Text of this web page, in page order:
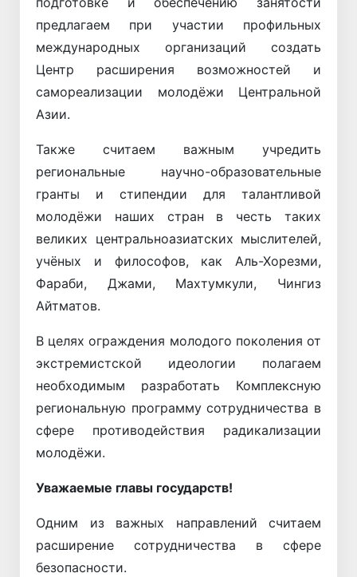
предлагаем при участии профильных
международных организаций создать
Центр расширения возможностей и
самореализации молодёжи Центральной
Азии.
Также считаем важным учредить
региональные научно-образовательные
гранты и стипендии для талантливой
молодёжи наших стран в честь таких
великих центральноазиатских мыслителей,
учёных и философов, как Аль-Хорезми,
Фараби, Джами, Махтумкули, Чингиз
Айтматов.
В целях ограждения молодого поколения от
экстремистской идеологии полагаем
необходимым разработать Комплексную
региональную программу сотрудничества в
сфере противодействия радикализации
молодёжи.
Уважаемые главы государств!
Одним из важных направлений считаем
расширение сотрудничества в сфере
безопасности.